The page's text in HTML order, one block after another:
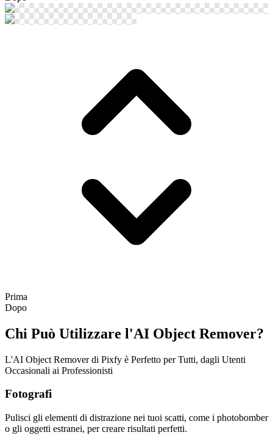
Prima
Dopo
Chi Può Utilizzare l'AI Object Remover?
L'AI Object Remover di Pixfy è Perfetto per Tutti, dagli Utenti
Occasionali ai Professionisti
Fotografi
Pulisci gli elementi di distrazione nei tuoi scatti, come i photobomber
o gli oggetti estranei, per creare risultati perfetti.